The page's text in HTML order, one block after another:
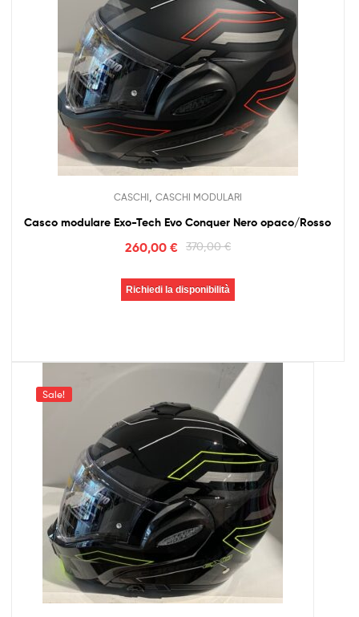
CASCHI CASCHI MODULARI
Casco modulare Exo-Tech Evo Conquer Nero opaco/Rosso
370,00€
260,00€
Richiedi la disponibilità
Sale!